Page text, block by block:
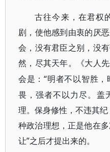
古往今来，在君权
剧，使他感到由衷的厌
会，没有君臣之别，没
然，尽其天年。《大人
会是：“明者不以智胜
畏，强者不以力尽。盖
理。保身修性，不违其
种政治理想，正是他在
让”之后才提出来的。